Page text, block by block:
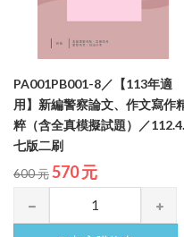
PA001PB001-8／【113年適
用】新編警察論文、作文寫作
粹（含全真模擬試題）／
七版二刷
600 元570 元